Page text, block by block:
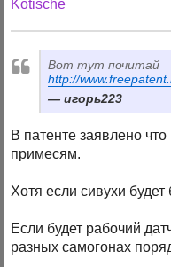
Kotische
Вот тут почитай
http://
игорь223
В патенте заявлено
примесям.
Хотя если сивухи
Если будет рабочий
разных самогонах